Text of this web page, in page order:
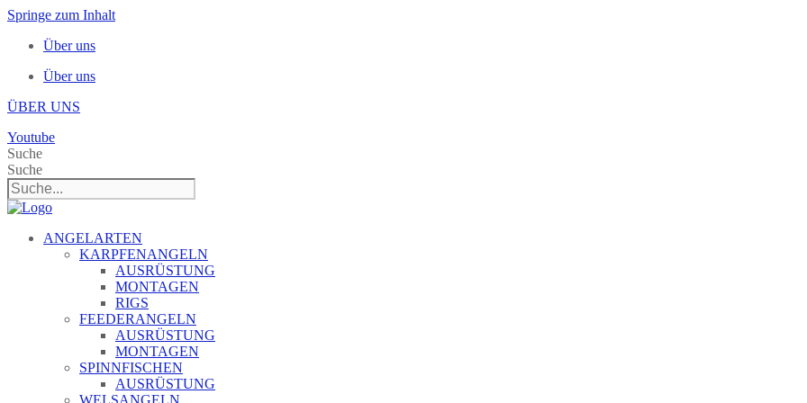
Springe zum Inhalt
Über uns
Über uns
ÜBER UNS
Youtube
Suche
Suche
ANGELARTEN
KARPFENANGELN
AUSRÜSTUNG
MONTAGEN
RIGS
FEEDERANGELN
AUSRÜSTUNG
MONTAGEN
SPINNFISCHEN
AUSRÜSTUNG
WELSANGELN